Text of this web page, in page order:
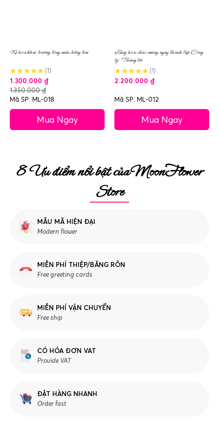
Kệ hoa khai trương tông mầu hồng tím
(1)
1.300.000 ₫
1.350.000₫
Mã SP: ML-018
Mua Ngay
Lẵng hoa chúc mừng ngày thành lập Công
ty- Thắng lợi
(1)
2.200.000 ₫
Mã SP: ML-012
Mua Ngay
8 Ưu điểm nổi bật của MoonFlower
Store
MẪU MÃ HIỆN ĐẠI
Modern flower
MIỄN PHÍ THIỆP/BĂNG RÔN
Free greeting cards
MIỄN PHÍ VẬN CHUYỂN
Free ship
CÓ HÓA ĐƠN VAT
Provide VAT
ĐẶT HÀNG NHANH
Order fast